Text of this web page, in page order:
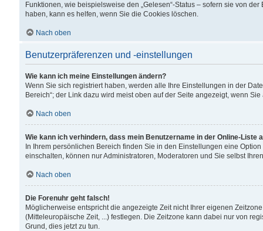
Funktionen, wie beispielsweise den „Gelesen“-Status – sofern sie von
haben, kann es helfen, wenn Sie die Cookies löschen.
Nach oben
Benutzerpräferenzen und -einstellungen
Wie kann ich meine Einstellungen ändern?
Wenn Sie sich registriert haben, werden alle Ihre Einstellungen in der
Bereich“; der Link dazu wird meist oben auf der Seite angezeigt, wenn
Nach oben
Wie kann ich verhindern, dass mein Benutzername in der Online-Liste
In Ihrem persönlichen Bereich finden Sie in den Einstellungen eine
einschalten, können nur Administratoren, Moderatoren und Sie selbst
Nach oben
Die Forenuhr geht falsch!
Möglicherweise entspricht die angezeigte Zeit nicht Ihrer eigenen
(Mitteleuropäische Zeit, ...) festlegen. Die Zeitzone kann dabei nur von
Grund, dies jetzt zu tun.